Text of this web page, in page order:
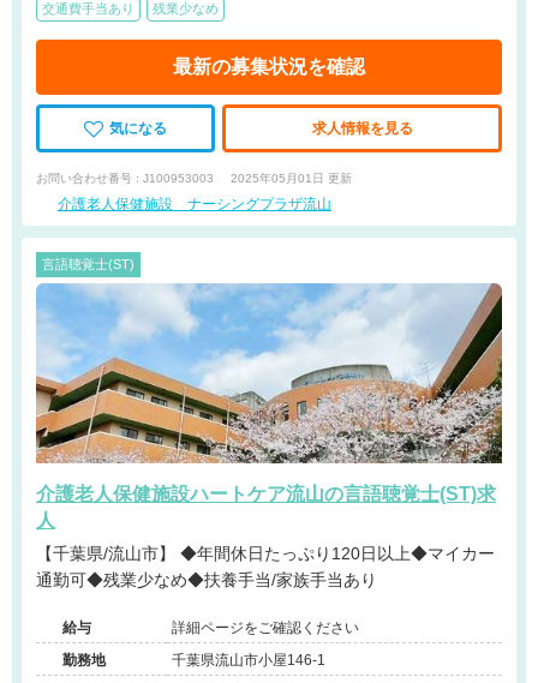
交通費手当あり 残業少なめ
最新の募集状況を確認
気になる 求人情報を見る
お問い合わせ番号 : J100953003 2025年05月01日 更新
介護老人保健施設 ナーシングプラザ流山
言語聴覚士(ST)
介護老人保健施設ハートケア流山の言語聴覚士(ST)求
人
【千葉県/流山市】 ◆年間休日たっぷり120日以上◆マイカー
通勤可◆残業少なめ◆扶養手当/家族手当あり
給与
詳細ページをご確認ください
勤務地
千葉県流山市小屋146-1